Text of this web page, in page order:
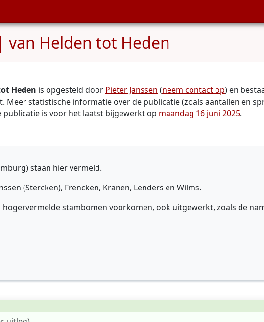
van Helden tot Heden
Heden is opgesteld door Pieter Janssen (neem contact op) en
Meer statistische informatie over de publicatie (zoals aantallen en
publicatie is voor het laatst bijgewerkt op maandag 16 juni 2025.
staan hier vermeld.
(Stercken), Frencken, Kranen, Lenders en Wilms.
stambomen voorkomen, ook uitgewerkt, zoals de